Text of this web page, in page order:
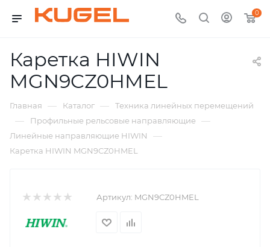
0
Каретка HIWIN
MGN9CZ0HMEL
Главная — Каталог — Техника линейных перемещений
— Профильные рельсовые направляющие —
Линейные направляющие HIWIN —
Каретка HIWIN MGN9CZ0HMEL
Артикул: MGN9CZ0HMEL